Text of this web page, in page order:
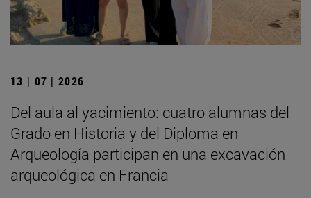
13 | 07 | 2026
Del aula al yacimiento: cuatro alumnas del
Grado en Historia y del Diploma en
Arqueología participan en una excavación
arqueológica en Francia